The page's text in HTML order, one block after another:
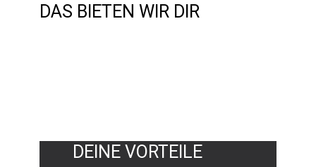
DAS BIETEN WIR DIR
DEINE VORTEILE